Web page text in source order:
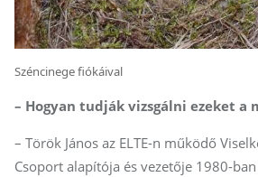
Széncinege fiókáival
– Hogyan tudják vizsgálni ezeket a
– Török János az ELTE-n működő
Csoport alapítója és vezetője 1980-